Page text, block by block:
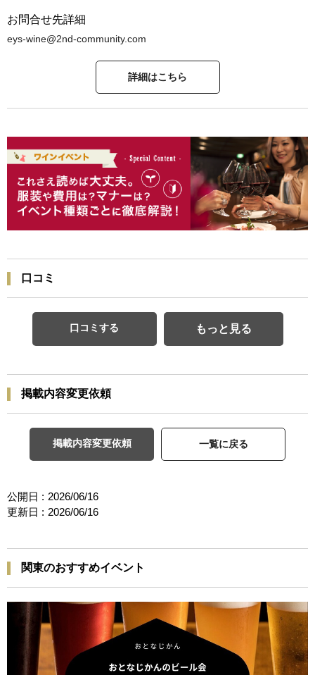
お問合せ先詳細
eys-wine@2nd-community.com
詳細はこちら
口コミ
口コミする もっと見る
掲載内容変更依頼
掲載内容変更依頼 一覧に戻る
公開日 : 2026/06/16
更新日 : 2026/06/16
関東のおすすめイベント